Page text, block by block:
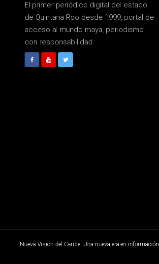
El primer periódico digital del estado
de Quintana Roo desde 1999, portal de
acceso al mundo maya, periodismo
con responsabilidad.
Nueva Visión del Caribe. Una nueva era en información